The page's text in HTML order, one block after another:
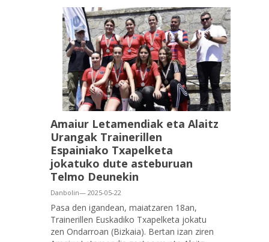
Amaiur Letamendiak eta Alaitz
Urangak Trainerillen
Espainiako Txapelketa
jokatuko dute asteburuan
Telmo Deunekin
Danbolin— 2025-05-22
Pasa den igandean, maiatzaren 18an,
Trainerillen Euskadiko Txapelketa jokatu
zen Ondarroan (Bizkaia). Bertan izan ziren